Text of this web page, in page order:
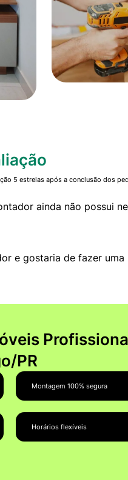
5 estrelas após a conclusão dos
ainda não possui
e gostaria de fazer uma
PR
Montagem 100% segura
Horários flexíveis